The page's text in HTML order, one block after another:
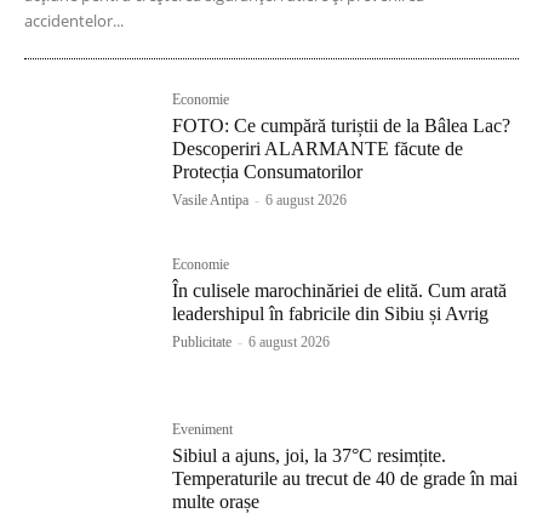
accidentelor...
Economie
FOTO: Ce cumpără turiștii de la Bâlea Lac?
Descoperiri ALARMANTE făcute de
Protecția Consumatorilor
Vasile Antipa - 6 august 2026
Economie
În culisele marochinăriei de elită. Cum arată
leadershipul în fabricile din Sibiu și Avrig
Publicitate - 6 august 2026
Eveniment
Sibiul a ajuns, joi, la 37°C resimțite.
Temperaturile au trecut de 40 de grade în mai
multe orașe